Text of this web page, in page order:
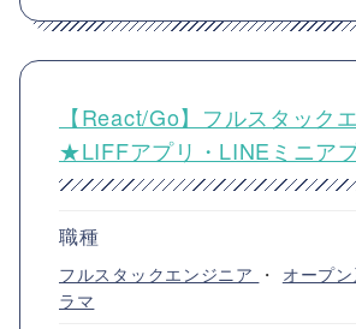
【React/Go】フルスタック
★LIFFアプリ・LINEミニア
職種
フルスタックエンジニア ・ オープ
ラマ